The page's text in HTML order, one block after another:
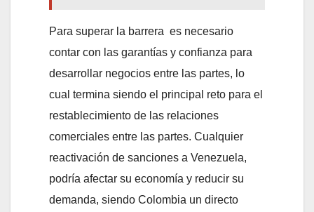
Para superar la barrera es necesario
contar con las garantías y confianza para
desarrollar negocios entre las partes, lo
cual termina siendo el principal reto para el
restablecimiento de las relaciones
comerciales entre las partes. Cualquier
reactivación de sanciones a Venezuela,
podría afectar su economía y reducir su
demanda, siendo Colombia un directo